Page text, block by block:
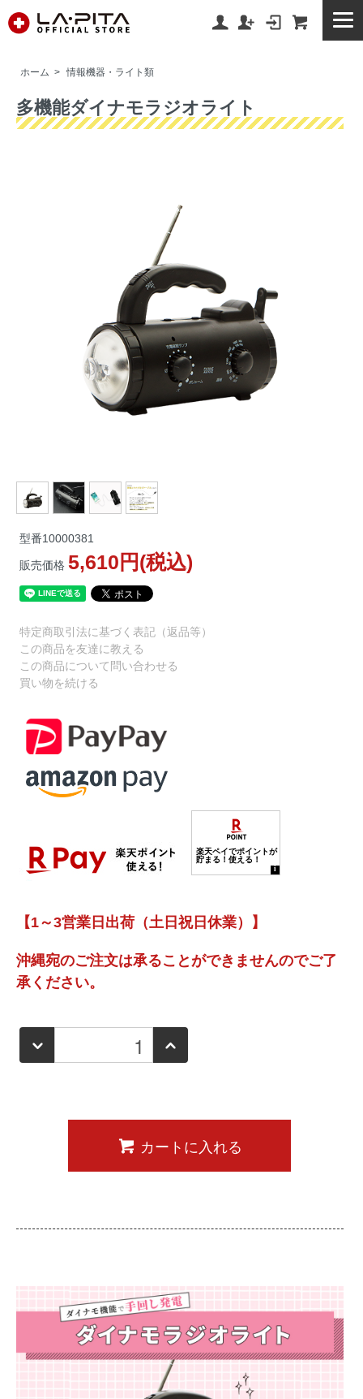
ホーム > 情報機器・ライト類
多機能ダイナモラジオライト
型番10000381
販売価格5,610円(税込)
特定商取引法に基づく表記（返品等）
この商品を友達に教える
この商品について問い合わせる
買い物を続ける
【1～3営業日出荷（土日祝日休業）】
沖縄宛のご注文は承ることができませんのでご了
承ください。
カートに入れる